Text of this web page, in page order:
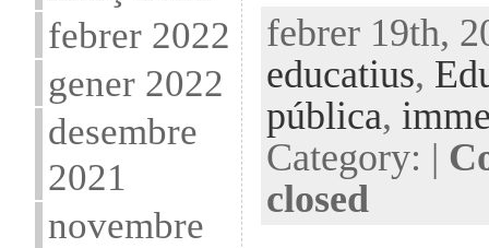
febrer 2022
gener 2022
desembre
2021
novembre
febrer 19th,
educatius,
pública,
Category: |
closed